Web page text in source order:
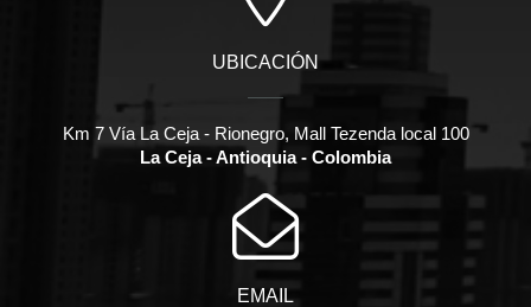
UBICACIÓN
Km 7 Vía La Ceja - Rionegro, Mall Tezenda local 100
La Ceja - Antioquia - Colombia
EMAIL